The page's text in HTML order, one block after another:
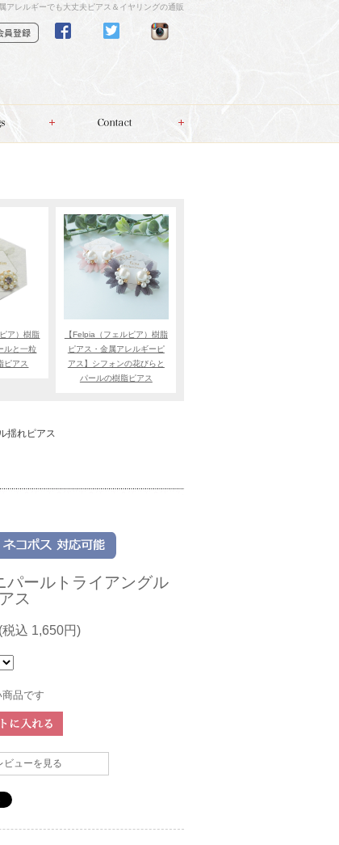
アレルギーでも大丈夫ピアス＆イヤリングの通販
ア）樹脂
ルと一粒
ピアス
【Felpia（フェルピア）樹脂
ピアス・金属アレルギーピ
アス】シフォンの花びらと
パールの樹脂ピアス
揺れピアス
パールトライアングル
ス
(税込 1,650円)
品です
ビューを見る